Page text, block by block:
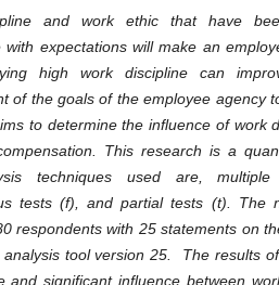
and work ethic that have
with expectations will make an
high work discipline can
of the goals of the employee agency
to determine the influence of work
This research is a
techniques used are,
tests (f), and partial tests (t). The
respondents with 25 statements on
analysis tool version 25. The results
and significant influence between